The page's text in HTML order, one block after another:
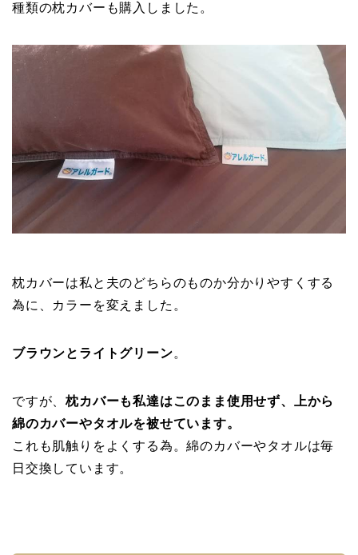
種類の枕カバーも購入しました。
枕カバーは私と夫のどちらのものか分かりやすくする
為に、カラーを変えました。
ブラウンとライトグリーン。
ですが、枕カバーも私達はこのまま使用せず、上から
綿のカバーやタオルを被せています。
これも肌触りをよくする為。綿のカバーやタオルは毎
日交換しています。